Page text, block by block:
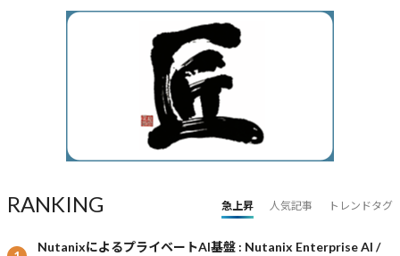
RANKING 急上昇 人気記事 トレンドタグ
NutanixによるプライベートAI基盤 : Nutanix Enterprise AI /